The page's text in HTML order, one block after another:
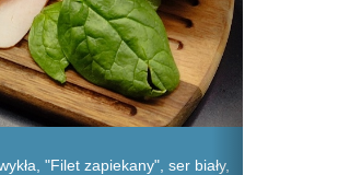
"Filet zapiekany", ser biały,